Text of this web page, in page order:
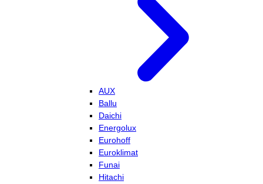
AUX
Ballu
Daichi
Energolux
Eurohoff
Euroklimat
Funai
Hitachi